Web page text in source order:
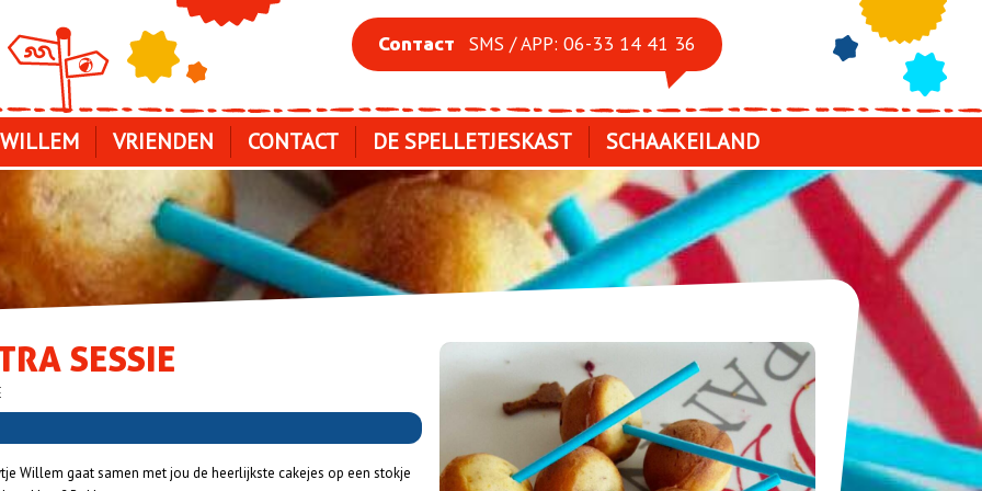
Contact SMS / APP: 06-33 14 41 36
VRIENDEN CONTACT DE SPELLETJESKAST SCHAAKEILAND
SESSIE
Willem gaat samen met jou de heerlijkste cakejes op een stokje